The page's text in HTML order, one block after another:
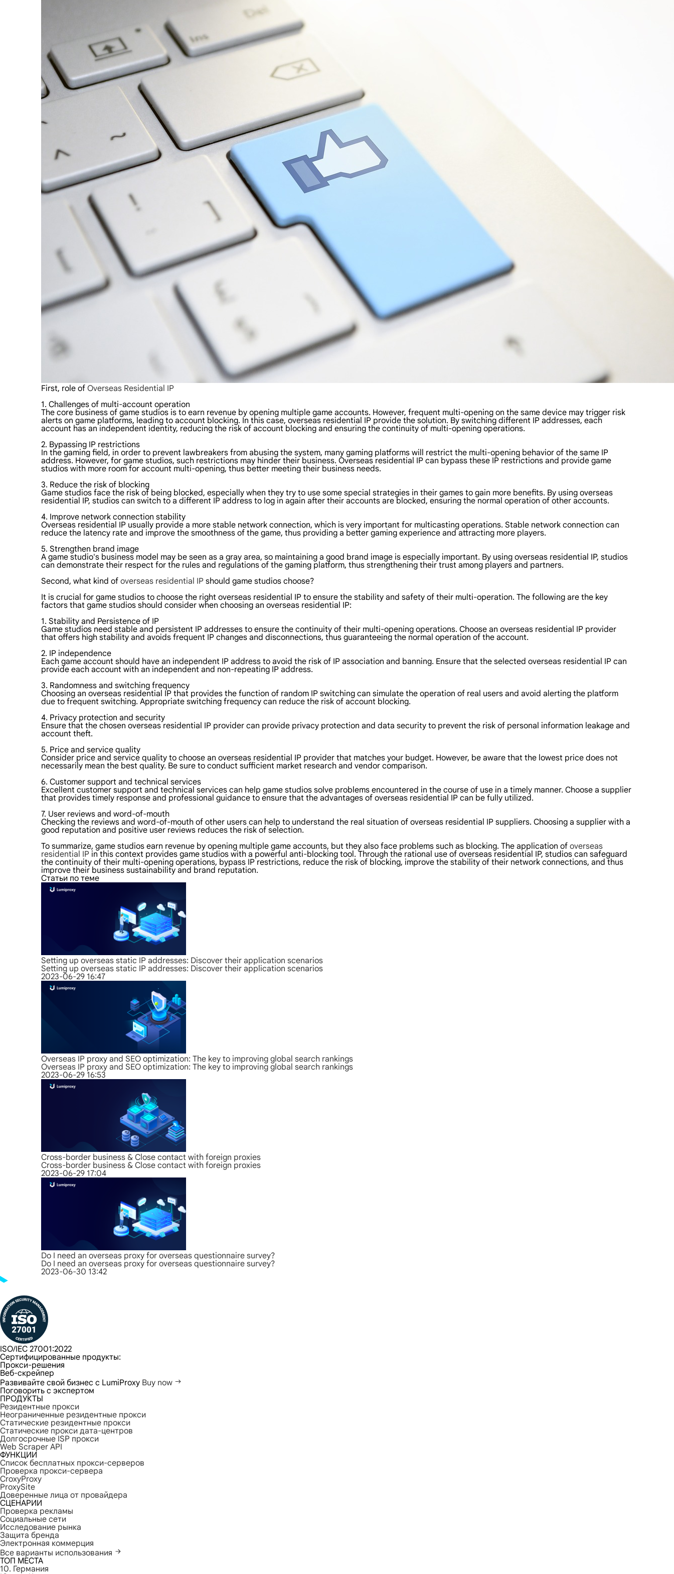
First, role of Overseas Residential IP
1. Challenges of multi-account operation
The core business of game studios is to earn revenue by opening multiple game accounts. However, frequent multi-opening on the same device may trigger risk
alerts on game platforms, leading to account blocking. In this case, overseas residential IP provide the solution. By switching different IP addresses, each
account has an independent identity, reducing the risk of account blocking and ensuring the continuity of multi-opening operations.
2. Bypassing IP restrictions
In the gaming field, in order to prevent lawbreakers from abusing the system, many gaming platforms will restrict the multi-opening behavior of the same IP
address. However, for game studios, such restrictions may hinder their business. Overseas residential IP can bypass these IP restrictions and provide game
studios with more room for account multi-opening, thus better meeting their business needs.
3. Reduce the risk of blocking
Game studios face the risk of being blocked, especially when they try to use some special strategies in their games to gain more benefits. By using overseas
residential IP, studios can switch to a different IP address to log in again after their accounts are blocked, ensuring the normal operation of other accounts.
4. Improve network connection stability
Overseas residential IP usually provide a more stable network connection, which is very important for multicasting operations. Stable network connection can
reduce the latency rate and improve the smoothness of the game, thus providing a better gaming experience and attracting more players.
5. Strengthen brand image
A game studio's business model may be seen as a gray area, so maintaining a good brand image is especially important. By using overseas residential IP, studios
can demonstrate their respect for the rules and regulations of the gaming platform, thus strengthening their trust among players and partners.
Second, what kind of overseas residential IP should game studios choose?
It is crucial for game studios to choose the right overseas residential IP to ensure the stability and safety of their multi-operation. The following are the key
factors that game studios should consider when choosing an overseas residential IP:
1. Stability and Persistence of IP
Game studios need stable and persistent IP addresses to ensure the continuity of their multi-opening operations. Choose an overseas residential IP provider
that offers high stability and avoids frequent IP changes and disconnections, thus guaranteeing the normal operation of the account.
2. IP independence
Each game account should have an independent IP address to avoid the risk of IP association and banning. Ensure that the selected overseas residential IP can
provide each account with an independent and non-repeating IP address.
3. Randomness and switching frequency
Choosing an overseas residential IP that provides the function of random IP switching can simulate the operation of real users and avoid alerting the platform
due to frequent switching. Appropriate switching frequency can reduce the risk of account blocking.
4. Privacy protection and security
Ensure that the chosen overseas residential IP provider can provide privacy protection and data security to prevent the risk of personal information leakage and
account theft.
5. Price and service quality
Consider price and service quality to choose an overseas residential IP provider that matches your budget. However, be aware that the lowest price does not
necessarily mean the best quality. Be sure to conduct sufficient market research and vendor comparison.
6. Customer support and technical services
Excellent customer support and technical services can help game studios solve problems encountered in the course of use in a timely manner. Choose a supplier
that provides timely response and professional guidance to ensure that the advantages of overseas residential IP can be fully utilized.
7. User reviews and word-of-mouth
Checking the reviews and word-of-mouth of other users can help to understand the real situation of overseas residential IP suppliers. Choosing a supplier with a
good reputation and positive user reviews reduces the risk of selection.
To summarize, game studios earn revenue by opening multiple game accounts, but they also face problems such as blocking. The application of overseas
residential IP in this context provides game studios with a powerful anti-blocking tool. Through the rational use of overseas residential IP, studios can safeguard
the continuity of their multi-opening operations, bypass IP restrictions, reduce the risk of blocking, improve the stability of their network connections, and thus
improve their business sustainability and brand reputation.
Статьи по теме
Setting up overseas static IP addresses: Discover their application scenarios
Setting up overseas static IP addresses: Discover their application scenarios
2023-06-29 16:47
Overseas IP proxy and SEO optimization: The key to improving global search rankings
Overseas IP proxy and SEO optimization: The key to improving global search rankings
2023-06-29 16:53
Cross-border business & Close contact with foreign proxies
Cross-border business & Close contact with foreign proxies
2023-06-29 17:04
Do I need an overseas proxy for overseas questionnaire survey?
Do I need an overseas proxy for overseas questionnaire survey?
2023-06-30 13:42
ISO/IEC 27001:2022
Сертифицированные продукты:
Прокси-решения
Веб-скрейпер
Развивайте свой бизнес с LumiProxy Buy now
Поговорить с экспертом
ПРОДУКТЫ
Резидентные прокси
Неограниченные резидентные прокси
Статические резидентные прокси
Статические прокси дата-центров
Долгосрочные ISP прокси
Web Scraper API
ФУНКЦИИ
Список бесплатных прокси-серверов
Проверка прокси-сервера
CroxyProxy
ProxySite
Доверенные лица от провайдера
СЦЕНАРИИ
Проверка рекламы
Социальные сети
Исследование рынка
Защита бренда
Электронная коммерция
Все варианты использования
ТОП МЕСТА
10. Германия